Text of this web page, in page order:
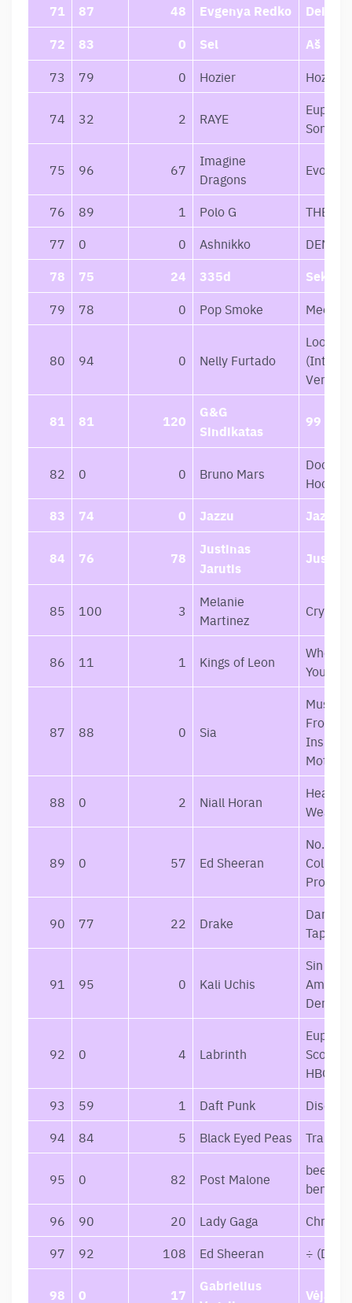
71 87 48 Evgenya Redko
Deivės
72
83 0 Sel Aš
73 79 0 Hozier Hozier
74 32 2 RAYE
Songs
75 96 67
Imagine
Dragons
Evolve
76 89 1 Polo G
THE
77
0 0 Ashnikko
78 75 24 335d Seka,
79 78 0 Pop Smoke Meet
80 94 0 Nelly Furtado
Loose
Version)
81 81 120
G&G
Sindikatas
99
82 0 0 Bruno Mars
Doo-
83 74 0 Jazzu Jazzu
84 76 78
Justinas
Jarutis
85 100 3
Melanie
Martinez
Cry
86 11 1 Kings of Leon
When
Yourself
87 88 0 Sia
Music
From
Motion
88 0 2 Niall Horan
89 0 57 Ed Sheeran
No.6
Project
90 77 22 Drake
Dark
Tapes
91 95 0 Kali Uchis
Sin
Amor y
92 0 4 Labrinth
Score
HBO
93
59 1 Daft Punk
94
84 5 Black Eyed Peas
95 0 82 Post Malone
96
90 20 Lady Gaga
97
92 108 Ed Sheeran ÷
98 0 17
Gabrielius
Vėjai ir